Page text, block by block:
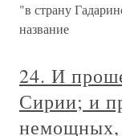
"в страну
название
24. И
Сирии; и